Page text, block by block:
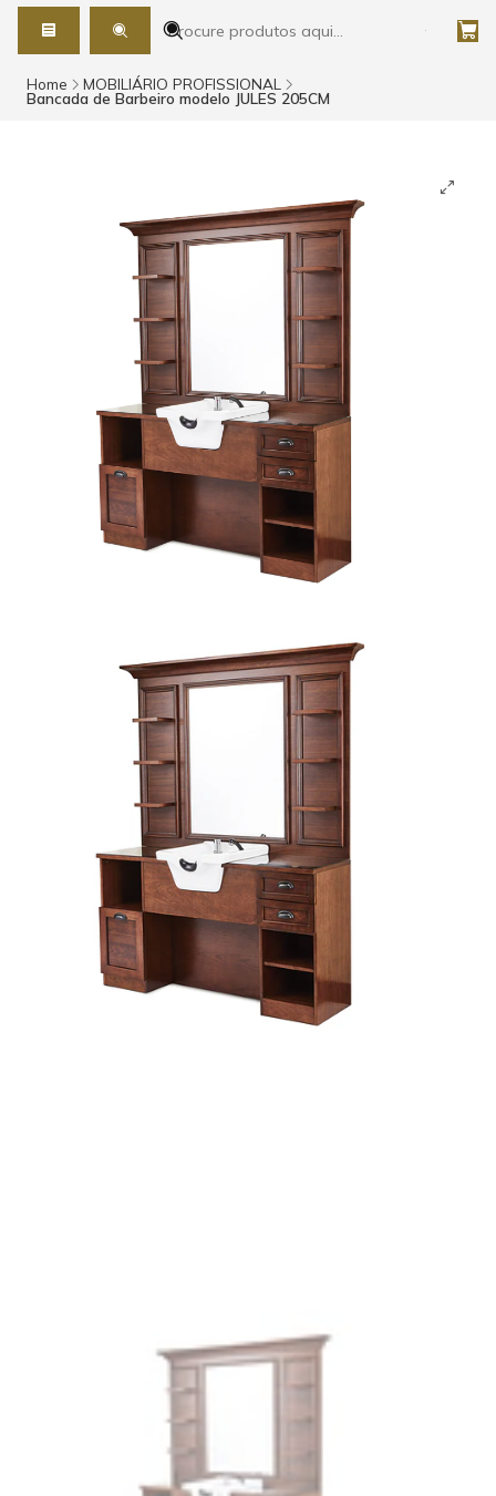
Home MOBILIÁRIO PROFISSIONAL
Bancada de Barbeiro modelo JULES 205CM